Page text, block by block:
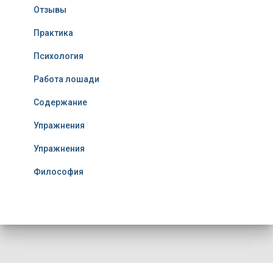
Отзывы
Практика
Психология
Работа лошади
Содержание
Упражнения
Упражнения
Философия